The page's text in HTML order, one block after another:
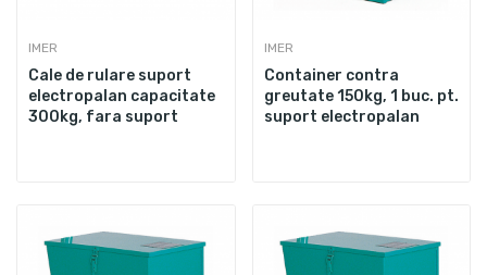
IMER
Cale de rulare suport
electropalan capacitate
300kg, fara suport
IMER
Container contra
greutate 150kg, 1 buc. pt.
suport electropalan